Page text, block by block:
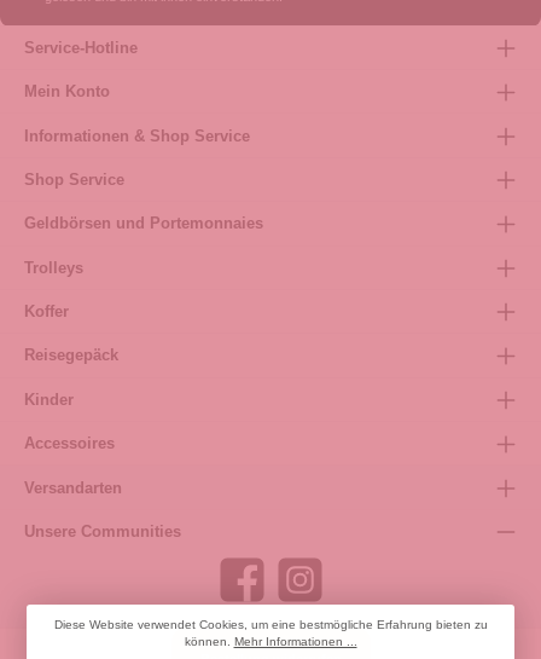
Service-Hotline
Mein Konto
Informationen & Shop Service
Shop Service
Geldbörsen und Portemonnaies
Trolleys
Koffer
Reisegepäck
Kinder
Accessoires
Versandarten
Unsere Communities
Diese Website verwendet Cookies, um eine bestmögliche Erfahrung bieten zu
können. Mehr Informationen ...